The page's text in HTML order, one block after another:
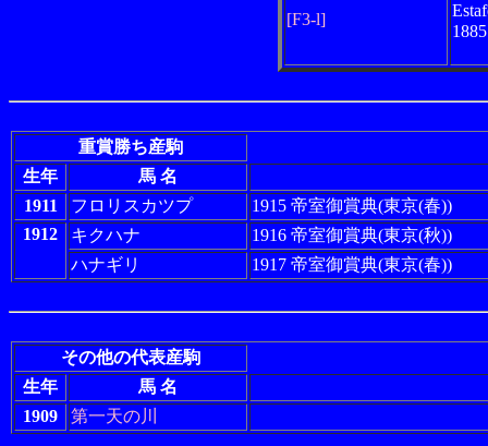
[F3-l]
重賞勝ち産駒
生年
馬 名
1911
フロリスカツプ
1915 帝室御賞典(東京(春))
1912
キクハナ
1916 帝室御賞典(東京(秋))
ハナギリ
1917 帝室御賞典(東京(春))
その他の代表産駒
生年
馬 名
1909
第一天の川